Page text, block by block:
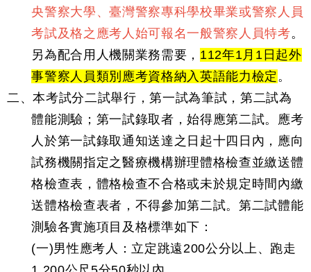
央警察大學、臺灣警察專科學校畢業或警察人員
考試及格之應考人始可報名一般警察人員特考。
另為配合用人機關業務需要， 112年1月1日起外
事警察人員類別應考資格納入英語能力檢定 。
二、本考試分二試舉行，第一試為筆試，第二試為
體能測驗；第一試錄取者，始得應第二試。應考
人於第一試錄取通知送達之日起十四日內，應向
試務機關指定之醫療機構辦理體格檢查並繳送體
格檢查表，體格檢查不合格或未於規定時間內繳
送體格檢查表者，不得參加第二試。第二試體能
測驗各實施項目及格標準如下：
(一)男性應考人：立定跳遠200公分以上、跑走